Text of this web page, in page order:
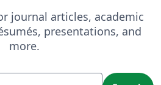
journal articles, academic
presentations, and
more.